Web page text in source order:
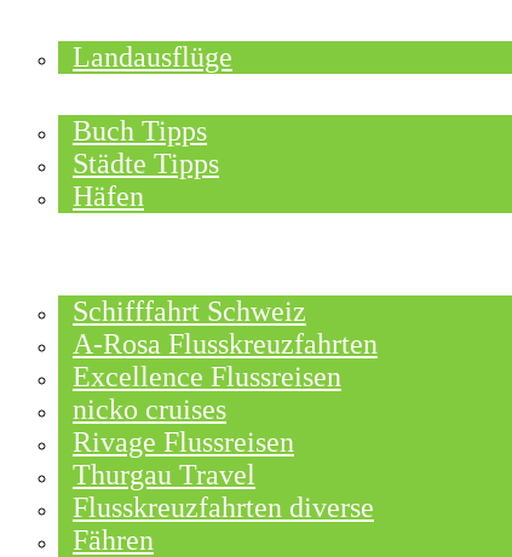
Landausflüge
Buch Tipps
Städte Tipps
Häfen
Schifffahrt Schweiz
A-Rosa Flusskreuzfahrten
Excellence Flussreisen
nicko cruises
Rivage Flussreisen
Thurgau Travel
Flusskreuzfahrten diverse
Fähren